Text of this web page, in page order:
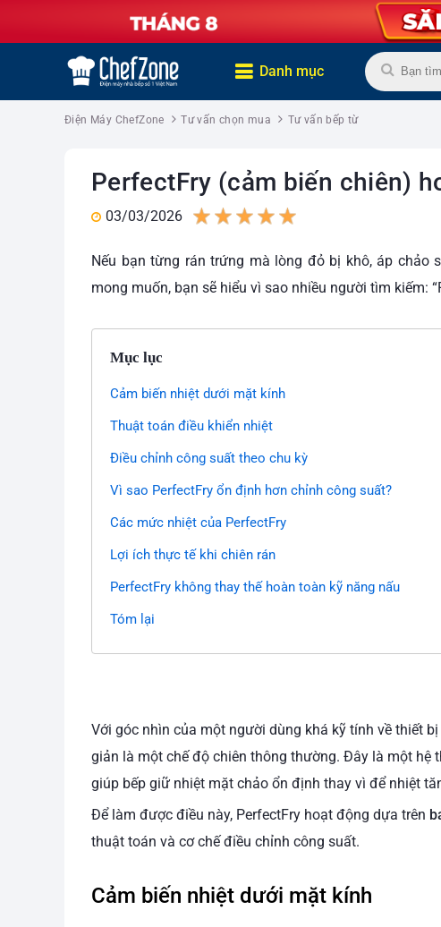
Danh mục
Điện Máy ChefZone Tư vấn chọn mua Tư vấn bếp từ
PerfectFry (cảm biến chiên)
03/03/2026
Nếu bạn từng rán trứng mà lòng đỏ bị khô, áp chảo
mong muốn, bạn sẽ hiểu vì sao nhiều người tìm kiếm:
Mục lục
Cảm biến nhiệt dưới mặt kính
Thuật toán điều khiển nhiệt
Điều chỉnh công suất theo chu kỳ
Vì sao PerfectFry ổn định hơn chỉnh công suất?
Các mức nhiệt của PerfectFry
Lợi ích thực tế khi chiên rán
PerfectFry không thay thế hoàn toàn kỹ năng nấu
Tóm lại
Với góc nhìn của một người dùng khá kỹ tính về thiết
giản là một chế độ chiên thông thường. Đây là một hệ
giúp bếp giữ nhiệt mặt chảo ổn định thay vì để nhiệt
Để làm được điều này, PerfectFry hoạt động dựa trên
thuật toán và cơ chế điều chỉnh công suất.
Cảm biến nhiệt dưới mặt kính